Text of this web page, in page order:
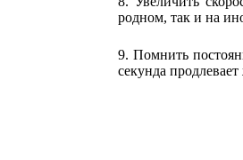
родном, так и на
9. Помнить
секунда